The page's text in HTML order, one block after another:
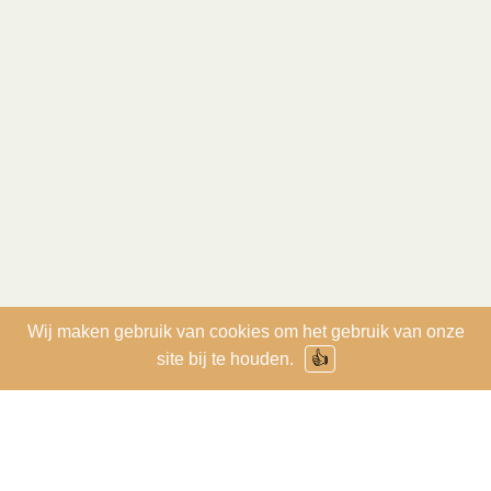
Wij maken gebruik van cookies om het gebruik van onze
site bij te houden.
👍